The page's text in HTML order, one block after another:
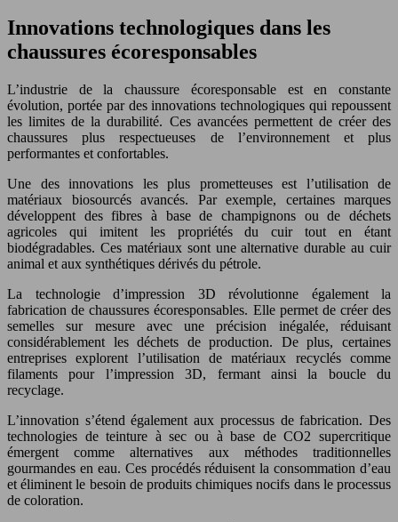
Innovations technologiques dans les
chaussures écoresponsables
L’industrie de la chaussure écoresponsable est en constante
évolution, portée par des innovations technologiques qui repoussent
les limites de la durabilité. Ces avancées permettent de créer des
chaussures plus respectueuses de l’environnement et plus
performantes et confortables.
Une des innovations les plus prometteuses est l’utilisation de
matériaux biosourcés avancés. Par exemple, certaines marques
développent des fibres à base de champignons ou de déchets
agricoles qui imitent les propriétés du cuir tout en étant
biodégradables. Ces matériaux sont une alternative durable au cuir
animal et aux synthétiques dérivés du pétrole.
La technologie d’impression 3D révolutionne également la
fabrication de chaussures écoresponsables. Elle permet de créer des
semelles sur mesure avec une précision inégalée, réduisant
considérablement les déchets de production. De plus, certaines
entreprises explorent l’utilisation de matériaux recyclés comme
filaments pour l’impression 3D, fermant ainsi la boucle du
recyclage.
L’innovation s’étend également aux processus de fabrication. Des
technologies de teinture à sec ou à base de CO2 supercritique
émergent comme alternatives aux méthodes traditionnelles
gourmandes en eau. Ces procédés réduisent la consommation d’eau
et éliminent le besoin de produits chimiques nocifs dans le processus
de coloration.